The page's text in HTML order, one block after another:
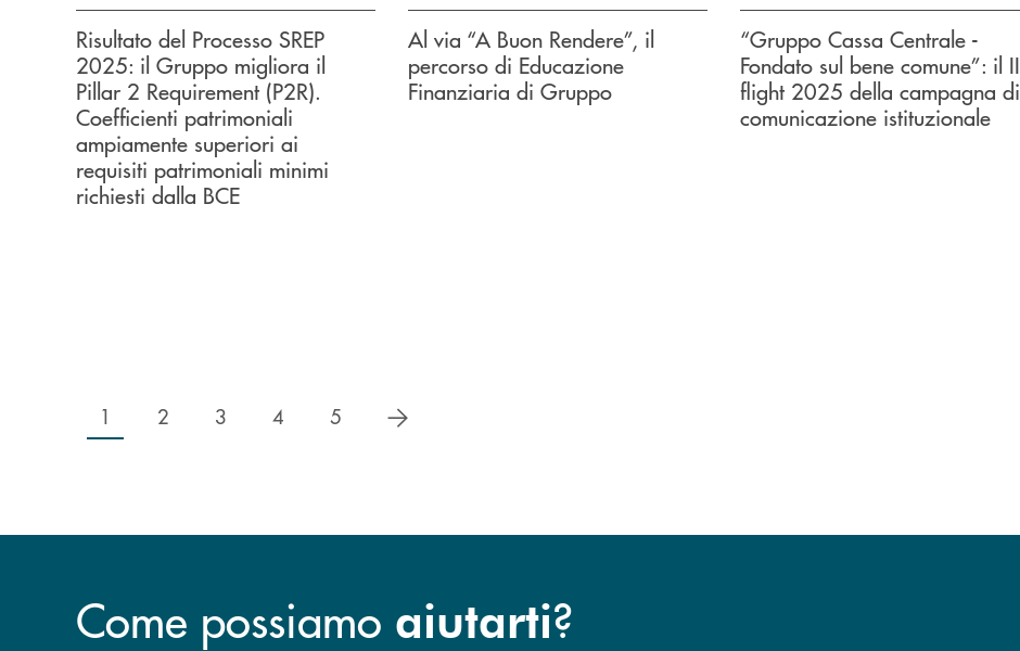
Risultato del Processo SREP
2025: il Gruppo migliora il
Pillar 2 Requirement (P2R).
Coefficienti patrimoniali
ampiamente superiori ai
requisiti patrimoniali minimi
richiesti dalla BCE
Al via “A Buon Rendere”, il
percorso di Educazione
Finanziaria di Gruppo
“Gruppo Cassa Centrale -
Fondato sul bene comune”: il II
flight 2025 della campagna di
comunicazione istituzionale
1 2 3 4 5 successivo
Come possiamo aiutarti?